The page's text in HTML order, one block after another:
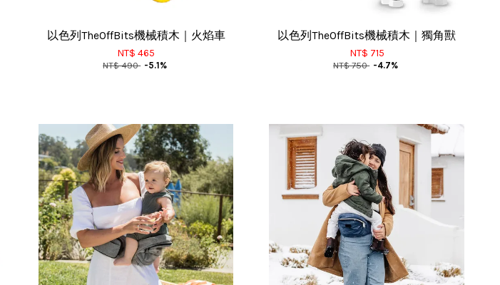
以色列TheOffBits機械積木｜火焰車
NT$ 465
NT$ 490 -5.1%
以色列TheOffBits機械積木｜獨角獸
NT$ 715
NT$ 750 -4.7%